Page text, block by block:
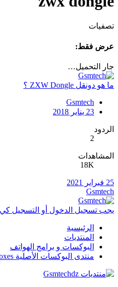
تصفيات
عرض فقط:
جار التحميل…
ما هو دونقل ZXW Dongle ؟
Gsmtech
23 يناير 2018
الردود
2
المشاهدات
18K
25 فبراير 2021
Gsmtech
يجب تسجيل الدخول أو التسجيل كي
الرئيسية
المنتديات
البوكسات و برامج الهواتف
منتدى البوكسات الأصلية Original Boxes